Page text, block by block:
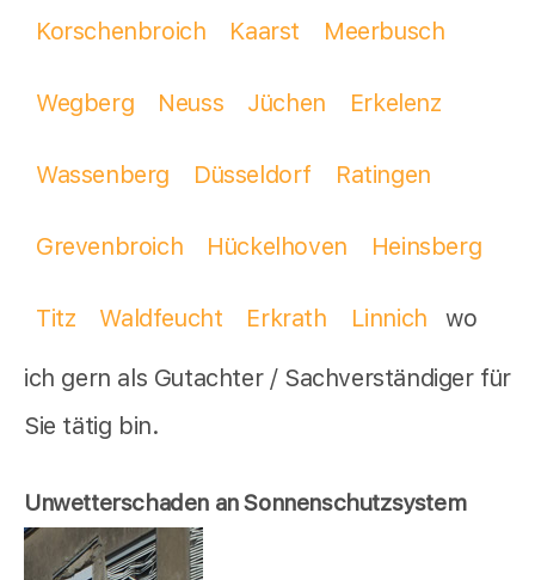
Korschenbroich Kaarst Meerbusch
Wegberg Neuss Jüchen Erkelenz
Wassenberg Düsseldorf Ratingen
Grevenbroich Hückelhoven Heinsberg
Titz Waldfeucht Erkrath Linnich wo
ich gern als Gutachter / Sachverständiger für
Sie tätig bin.
Unwetterschaden an Sonnenschutzsystem